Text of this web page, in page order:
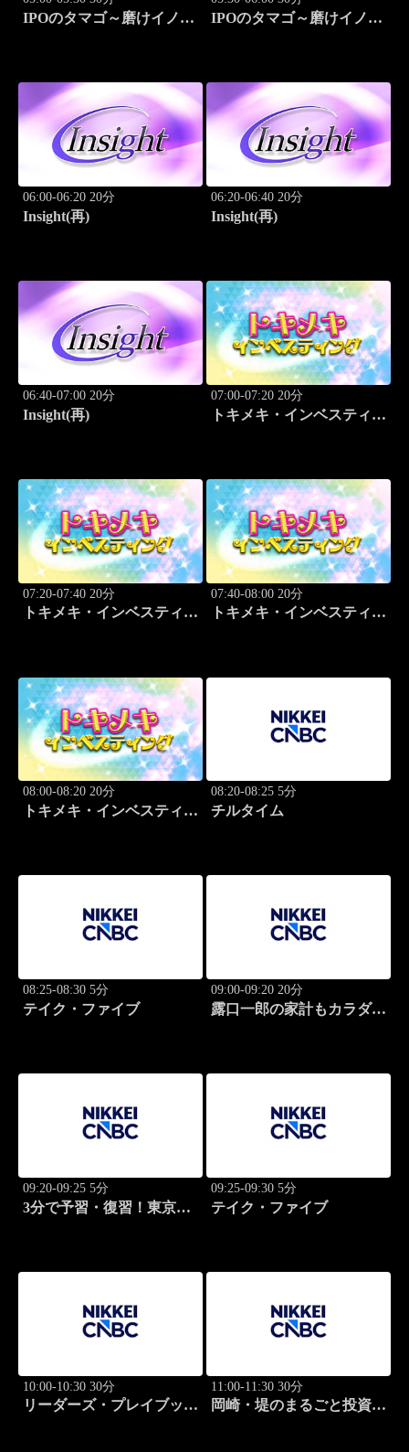
IPOのタマゴ～磨けイノベ
IPOのタマゴ～磨けイノベ
06:00-06:20 20分
Insight(再)
06:20-06:40 20分
Insight(再)
06:40-07:00 20分
Insight(再)
07:00-07:20 20分
トキメキ・インベスティン
07:20-07:40 20分
トキメキ・インベスティン
07:40-08:00 20分
トキメキ・インベスティン
08:00-08:20 20分
トキメキ・インベスティン
08:20-08:25 5分
チルタイム
08:25-08:30 5分
テイク・ファイブ
09:00-09:20 20分
露口一郎の家計もカラダも
09:20-09:25 5分
3分で予習・復習！東京市
09:25-09:30 5分
テイク・ファイブ
10:00-10:30 30分
リーダーズ・プレイブック
11:00-11:30 30分
岡崎・堤のまるごと投資道